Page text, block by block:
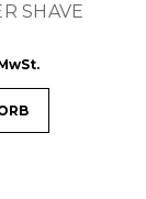
SHAVE